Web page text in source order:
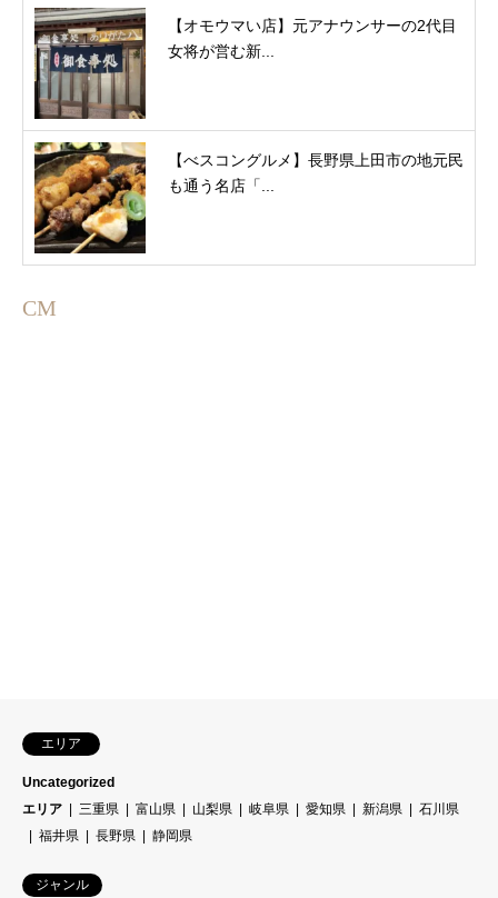
【オモウマい店】元アナウンサーの2代目
女将が営む新...
【べスコングルメ】長野県上田市の地元民
も通う名店「...
CM
エリア
Uncategorized
エリア
三重県 富山県 山梨県 岐阜県 愛知県 新潟県
石川県
福井県
長野県 静岡県
ジャンル